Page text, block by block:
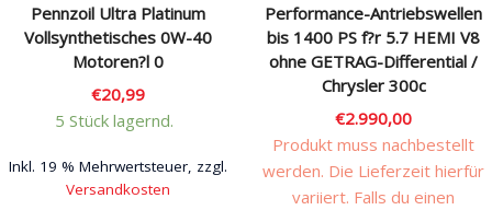
Pennzoil Ultra Platinum
Vollsynthetisches 0W-40
Motoren?l 0
€20,99
5 Stück lagernd.
Inkl. 19 % Mehrwertsteuer, zzgl.
Versandkosten
Performance-Antriebswellen
bis 1400 PS f?r 5.7 HEMI V8
ohne GETRAG-Differential /
Chrysler 300c
€2.990,00
Produkt muss nachbestellt
werden. Die Lieferzeit hierfür
variiert. Falls du einen